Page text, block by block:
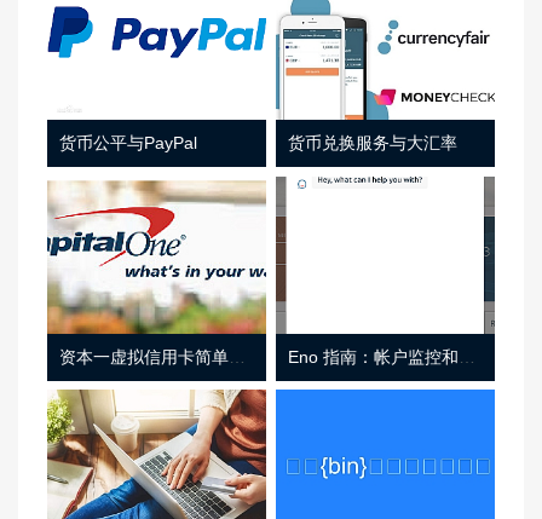
货币公平与PayPal 货币兑换服务与大汇率
资本一虚拟信用卡简单介绍